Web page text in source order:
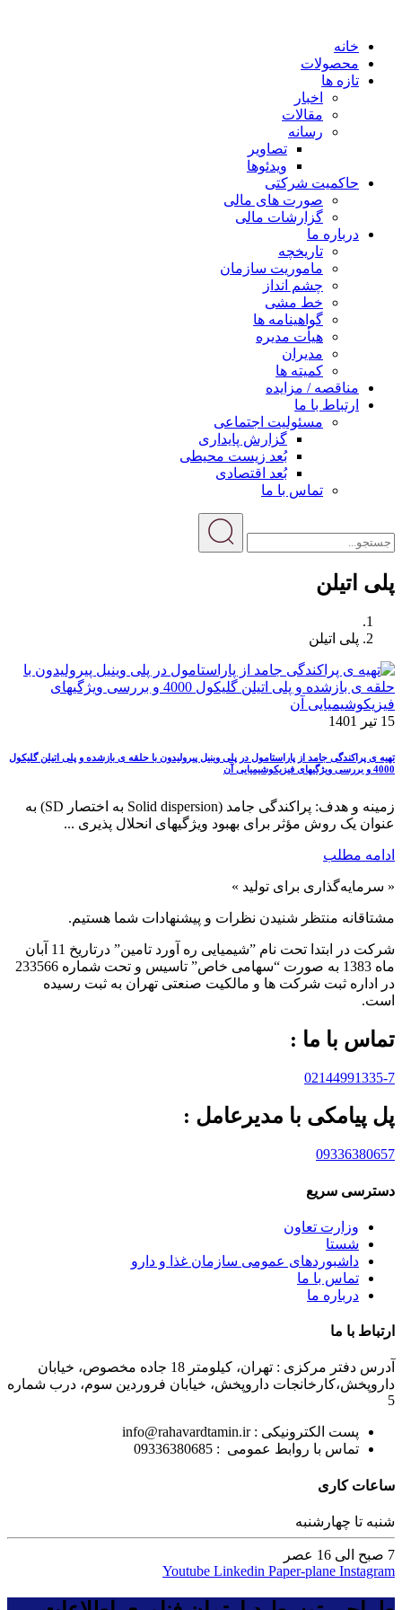
خانه
محصولات
تازه ها
اخبار
مقالات
رسانه
تصاویر
ویدئوها
حاکمیت شرکتی
صورت های مالی
گزارشات مالی
درباره ما
تاریخچه
ماموریت سازمان
چشم انداز
خط مشی
گواهینامه ها
هیأت مدیره
مدیران
کمیته ها
مناقصه / مزایده
ارتباط با ما
مسئولیت اجتماعی
گزارش پایداری
بُعد زیست محیطی
بُعد اقتصادی
تماس با ما
پلی اتیلن
پلی اتیلن
15 تیر 1401
تهیه ی پراکندگی جامد از پاراستامول در پلی وینیل پیرولیدون با حلقه ی بازشده و پلی اتیلن گلیکول
4000 و بررسی ویژگیهای فیزیکوشیمیایی آن
زمینه و هدف: پراکندگی جامد (Solid dispersion به اختصار SD) به
عنوان یک روش مؤثر برای بهبود ویژگیهای انحلال پذیری ...
ادامه مطلب
« سرمایه‌گذاری برای تولید »
مشتاقانه منتظر شنیدن نظرات و پیشنهادات شما هستیم.
شرکت در ابتدا تحت نام ”شیمیایی ره آورد تامين” درتاريخ 11 آبان
ماه 1383 به صورت “سهامی خاص” تاسيس و تحت شماره 233566
در اداره ثبت شرکت ها و مالکيت صنعتی تهران به ثبت رسيده
است.
تماس با ما :
02144991335-7
پل پیامکی با مدیرعامل :
09336380657
دسترسی سریع
وزارت تعاون
شستا
داشبوردهای عمومی سازمان غذا و دارو
تماس با ما
درباره ما
ارتباط با ما
آدرس دفتر مرکزی : تهران، کیلومتر 18 جاده مخصوص، خیابان
داروپخش،کارخانجات داروپخش، خیابان فروردین سوم، درب شماره
5
پست الکترونیکی : info@rahavardtamin.ir
تماس با روابط عمومی : 09336380685
ساعات کاری
شنبه تا چهارشنبه
7 صبح الی 16 عصر
Youtube Linkedin Paper-plane Instagram